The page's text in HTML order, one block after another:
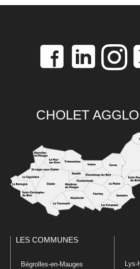
CHOLET
LES COMMUNES
Bégrolles-en-Mauges Lys-